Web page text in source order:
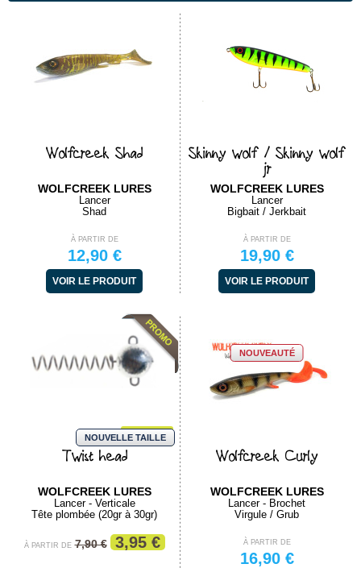
Wolfcreek Shad
WOLFCREEK LURES
Lancer
Shad
À PARTIR DE
12,90 €
VOIR LE PRODUIT
Skinny wolf / Skinny wolf
jr
WOLFCREEK LURES
Lancer
Bigbait / Jerkbait
À PARTIR DE
19,90 €
VOIR LE PRODUIT
-50%
NOUVELLE TAILLE
Twist head
WOLFCREEK LURES
Lancer - Verticale
Tête plombée (20gr à 30gr)
À PARTIR DE 7,90 € 3,95 €
NOUVEAUTÉ
Wolfcreek Curly
WOLFCREEK LURES
Lancer - Brochet
Virgule / Grub
À PARTIR DE
16,90 €